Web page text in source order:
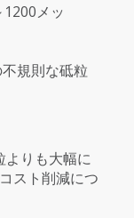
メッ
規則な砥粒
よりも大幅に
スト削減につ